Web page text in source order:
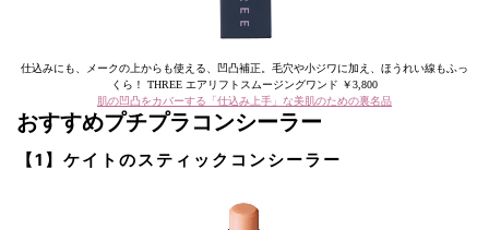
仕込みにも、メークの上からも使える、凹凸補正。毛穴や小ジワに加え、ほうれい線もふっ
くら！ THREE エアリフトスムージングワンド ￥3,800
肌の凹凸をカバーする「仕込み上手」な美肌のための裏名品
おすすめプチプラコンシーラー
【1】ケイトのスティックコンシーラー